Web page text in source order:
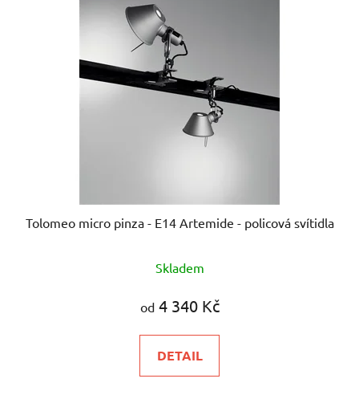
Tolomeo micro pinza - E14 Artemide - policová svítidla
hodnocení
produktu
5,0
z
Skladem
od4 340 Kč
DETAIL